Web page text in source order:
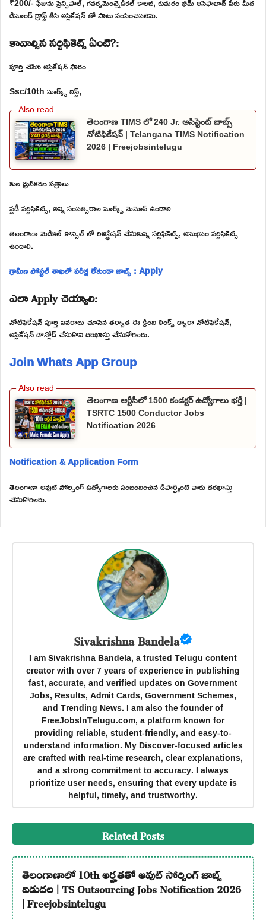
డిమాండ్ డ్రాఫ్ట్ తీసి అప్లికేషన్ తో పాటు పంపించవలెను.
కావాల్సిన సర్టిఫికెట్స్ ఏంటి?:
పూర్తి చేసిన అప్లికేషన్ ఫారం
Ssc/10th మార్క్స్ లిస్ట్,
తెలంగాణ TIMS లో 240 Jr. అసిస్టెంట్ జాబ్స్
నోటిఫికేషన్ | Telangana TIMS Notification
2026 | Freejobsintelugu
కుల ధ్రువీకరణ పత్రాలు
స్టడీ సర్టిఫికెట్స్, అన్ని సంవత్సరాల మార్క్స్ మెమోస్ ఉండాలి
తెలంగాణా మెడికల్ కౌన్సిల్ లో రిజిస్ట్రేషన్ చేసుకున్న సర్టిఫికెట్స్, అనుభవం సర్టిఫికెట్స్
ఉండాలి.
గ్రామీణ పోస్టల్ శాఖలో పరీక్ష లేకుండా జాబ్స్ : Apply
ఎలా Apply చెయ్యాలి:
నోటిఫికేషన్ పూర్తి వివరాలు చూసిన తర్వాత ఈ క్రింది లింక్స్ ద్వారా నోటిఫికేషన్,
అప్లికేషన్ డౌన్లోడ్ చేసుకొని దరఖాస్తు చేసుకోగలరు.
Join Whats App Group
తెలంగాణ ఆర్టీసీలో 1500 కండక్టర్ ఉద్యోగాలు భర్తీ |
TSRTC 1500 Conductor Jobs
Notification 2026
Notification & Application Form
తెలంగాణా అవుట్ సోర్సింగ్ ఉద్యోగాలకు సంబందించిన డిపార్ట్మెంట్ వారు దరఖాస్తు
చేసుకోగలరు.
Sivakrishna Bandela
I am Sivakrishna Bandela, a trusted Telugu content
creator with over 7 years of experience in publishing
fast, accurate, and verified updates on Government
Jobs, Results, Admit Cards, Government Schemes,
and Trending News. I am also the founder of
FreeJobsInTelugu.com, a platform known for
providing reliable, student-friendly, and easy-to-
understand information. My Discover-focused articles
are crafted with real-time research, clear explanations,
and a strong commitment to accuracy. I always
prioritize user needs, ensuring that every update is
helpful, timely, and trustworthy.
Related Posts
తెలంగాణాలో 10th అర్హతతో అవుట్ సోర్సింగ్ జాబ్స్
విడుదల | TS Outsourcing Jobs Notification 2026
| Freejobsintelugu